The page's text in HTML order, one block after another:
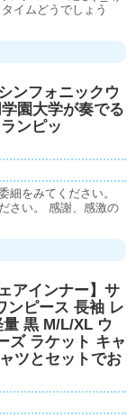
イムどうでしょう
ンフォニックウ
園大学が奏でる
ンピッ
細をみてください。
さい。 感謝、感激の
アインナー】サ
ンピース 長袖 レ
黒 M/L/XL ウ
ズ ラケット キャ
ツとセットでお